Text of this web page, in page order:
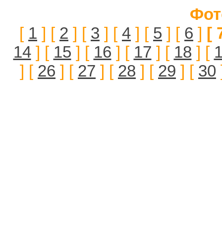
[ 1 ] [ 2 ] [ 3 ] [ 4 ] [ 5 ] [ 6 ] [
14] [ 15 ] [ 16 ] [ 17 ] [ 18 ] [
] [ 26 ] [ 27 ] [ 28 ] [ 29 ] [ 30